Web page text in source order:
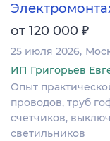
от 120 000 ₽
25 июля 2026
ИП Григорьев
Опыт
проводов, труб
счетчиков,
светильников